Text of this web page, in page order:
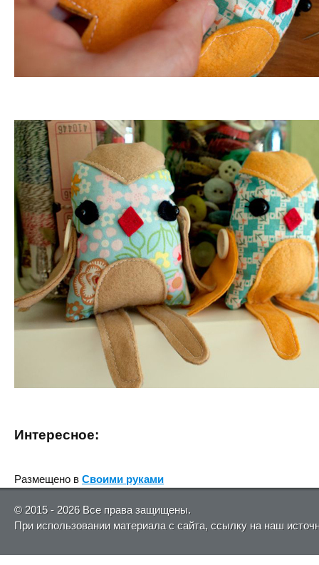
Интересное:
Размещено в Своими руками
© 2015 - 2026 Все права защищены.
При использовании материала с сайта, ссылку на наш